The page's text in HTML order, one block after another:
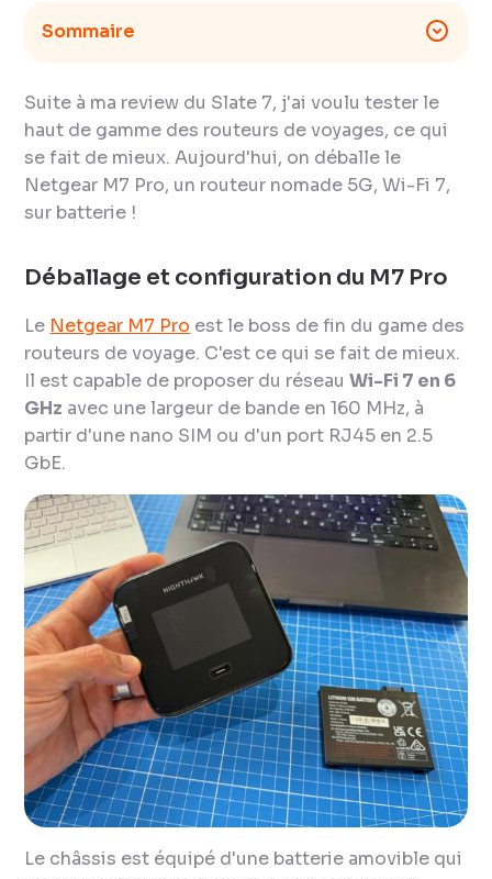
Sommaire
Suite à ma review du Slate 7, j'ai voulu tester le
haut de gamme des routeurs de voyages, ce qui
se fait de mieux. Aujourd'hui, on déballe le
Netgear M7 Pro, un routeur nomade 5G, Wi-Fi 7,
sur batterie !
Déballage et configuration du M7 Pro
Le Netgear M7 Pro est le boss de fin du game des
routeurs de voyage. C'est ce qui se fait de mieux.
Il est capable de proposer du réseauWi-Fi 7 en 6
GHz avec une largeur de bande en 160 MHz, à
partir d'une nano SIM ou d'un port RJ45 en 2.5
GbE.
Le châssis est équipé d'une batterie amovible qui